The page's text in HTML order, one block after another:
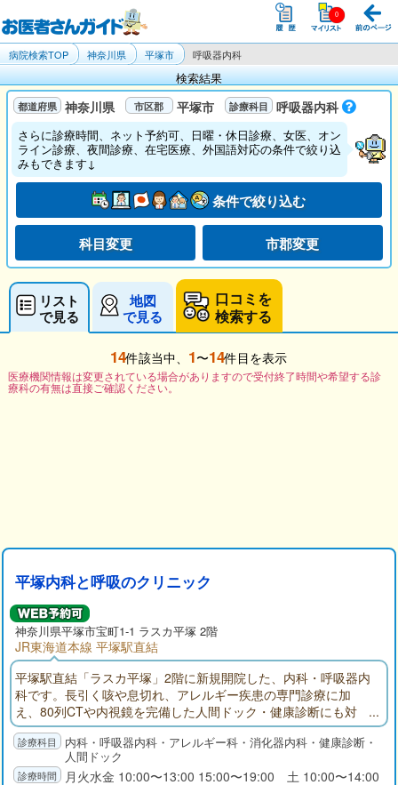
病院検索TOP 神奈川県 平塚市 呼吸器内科
検索結果
神奈川県 平塚市 呼吸器内科
さらに診療時間、ネット予約可、日曜・休日診療、女医、オン
ライン診療、夜間診療、在宅医療、外国語対応の条件で絞り込
みもできます↓
条件で絞り込む
科目変更 市郡変更
リスト
で見る
地図
で見る
口コミを
検索する
14件該当中、 1〜14件目を表示
医療機関情報は変更されている場合がありますので受付終了時間や希望する診
療科の有無は直接ご確認ください。
平塚内科と呼吸のクリニック
神奈川県平塚市宝町1-1 ラスカ平塚 2階
JR東海道本線 平塚駅直結
平塚駅直結「ラスカ平塚」2階に新規開院した、内科・呼吸器内
科です。長引く咳や息切れ、アレルギー疾患の専門診療に加
え、80列CTや内視鏡を完備した人間ドック・健康診断にも対
応。LINE呼出や後払いシステムで待ち時間の負担を軽減しま
す。地域に寄り添う「カラダの相談相手」として、精度の高い
診断と温かな医療を提供いたします。
内科・呼吸器内科・アレルギー科・消化器内科・健康診断・
人間ドック
月火水金 10:00〜13:00 15:00〜19:00 土 10:00〜14:00